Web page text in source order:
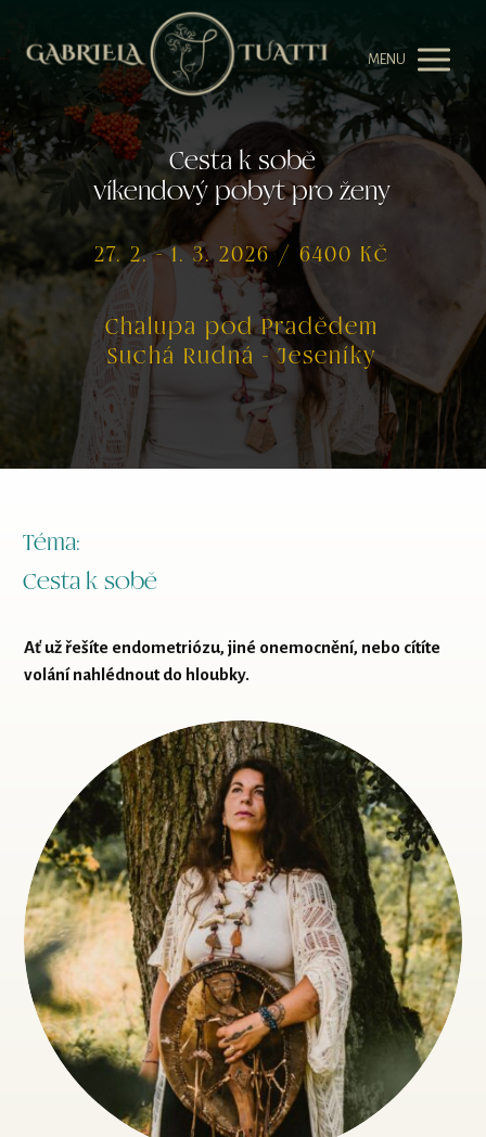
MENU
Cesta k sobě
víkendový pobyt pro ženy
27. 2. - 1. 3. 2026 / 6400 Kč
Chalupa pod Pradědem
Suchá Rudná - Jeseníky
Téma:
Cesta k sobě
Ať už řešíte endometriózu, jiné onemocnění, nebo cítíte
volání nahlédnout do hloubky.